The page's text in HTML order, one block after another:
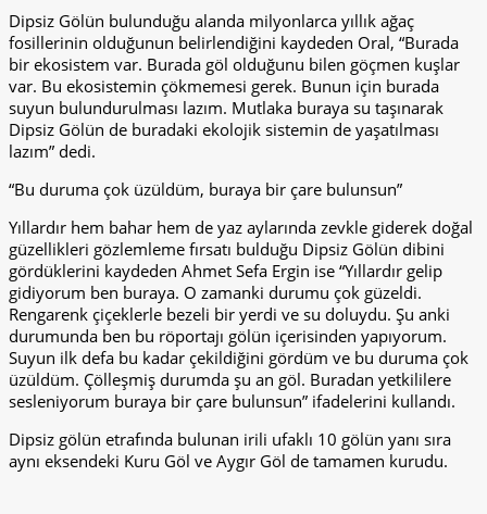
Dipsiz Gölün bulunduğu alanda milyonlarca yıllık ağaç
fosillerinin olduğunun belirlendiğini kaydeden Oral, “Burada
bir ekosistem var. Burada göl olduğunu bilen göçmen kuşlar
var. Bu ekosistemin çökmemesi gerek. Bunun için burada
suyun bulundurulması lazım. Mutlaka buraya su taşınarak
Dipsiz Gölün de buradaki ekolojik sistemin de yaşatılması
lazım” dedi.
“Bu duruma çok üzüldüm, buraya bir çare bulunsun”
Yıllardır hem bahar hem de yaz aylarında zevkle giderek doğal
güzellikleri gözlemleme fırsatı bulduğu Dipsiz Gölün dibini
gördüklerini kaydeden Ahmet Sefa Ergin ise “Yıllardır gelip
gidiyorum ben buraya. O zamanki durumu çok güzeldi.
Rengarenk çiçeklerle bezeli bir yerdi ve su doluydu. Şu anki
durumunda ben bu röportajı gölün içerisinden yapıyorum.
Suyun ilk defa bu kadar çekildiğini gördüm ve bu duruma çok
üzüldüm. Çölleşmiş durumda şu an göl. Buradan yetkililere
sesleniyorum buraya bir çare bulunsun” ifadelerini kullandı.
Dipsiz gölün etrafında bulunan irili ufaklı 10 gölün yanı sıra
aynı eksendeki Kuru Göl ve Aygır Göl de tamamen kurudu.